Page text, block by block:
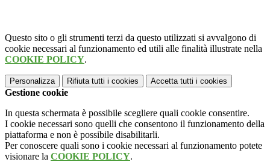
Questo sito o gli strumenti terzi da questo utilizzati si avvalgono di
cookie necessari al funzionamento ed utili alle finalità illustrate nella
COOKIE POLICY.
Personalizza Rifiuta tutti i cookies Accetta tutti i cookies
Gestione cookie
In questa schermata è possibile scegliere quali cookie consentire.
I cookie necessari sono quelli che consentono il funzionamento della
piattaforma e non è possibile disabilitarli.
Per conoscere quali sono i cookie necessari al funzionamento potete
visionare la COOKIE POLICY.